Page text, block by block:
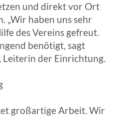
und direkt vor Ort
„Wir haben uns sehr
des Vereins gefreut.
benötigt, sagt
Leiterin der Einrichtung.
großartige Arbeit. Wir